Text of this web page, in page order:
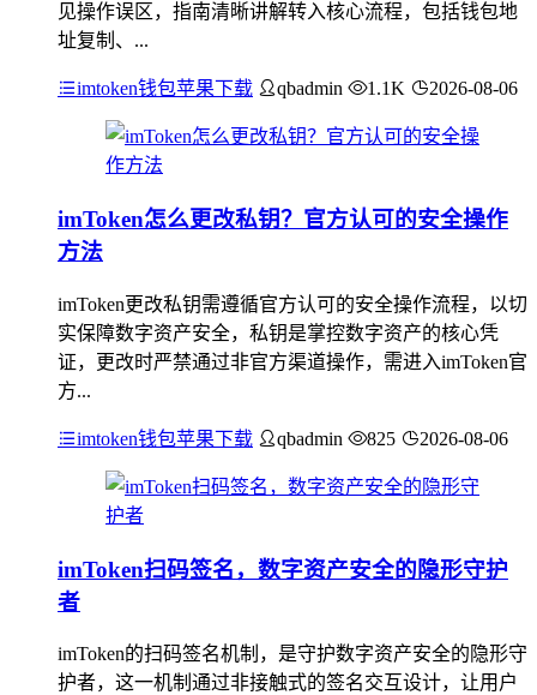
见操作误区，指南清晰讲解转入核心流程，包括钱包地
址复制、...
imtoken钱包苹果下载 qbadmin 1.1K 2026-08-06
imToken怎么更改私钥？官方认可的安全操作
方法
imToken更改私钥需遵循官方认可的安全操作流程，以切
实保障数字资产安全，私钥是掌控数字资产的核心凭
证，更改时严禁通过非官方渠道操作，需进入imToken官
方...
imtoken钱包苹果下载 qbadmin 825 2026-08-06
imToken扫码签名，数字资产安全的隐形守护
者
imToken的扫码签名机制，是守护数字资产安全的隐形守
护者，这一机制通过非接触式的签名交互设计，让用户